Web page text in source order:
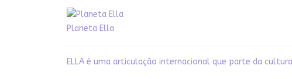
Planeta Ella
ELLA é uma articulação internacional que parte da